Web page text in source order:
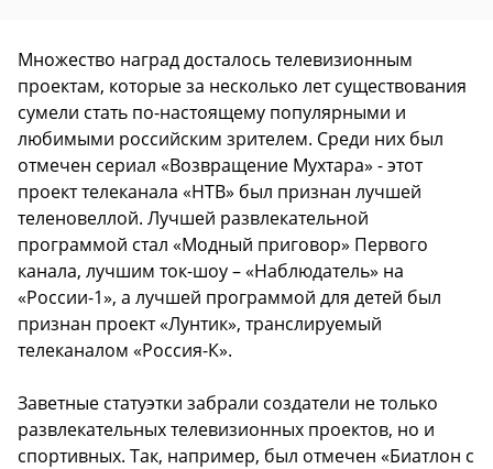
Множество наград досталось телевизионным
проектам, которые за несколько лет существования
сумели стать по-настоящему популярными и
любимыми российским зрителем. Среди них был
отмечен сериал «Возвращение Мухтара» - этот
проект телеканала «НТВ» был признан лучшей
теленовеллой. Лучшей развлекательной
программой стал «Модный приговор» Первого
канала, лучшим ток-шоу – «Наблюдатель» на
«России-1», а лучшей программой для детей был
признан проект «Лунтик», транслируемый
телеканалом «Россия-К».
Заветные статуэтки забрали создатели не только
развлекательных телевизионных проектов, но и
спортивных. Так, например, был отмечен «Биатлон с